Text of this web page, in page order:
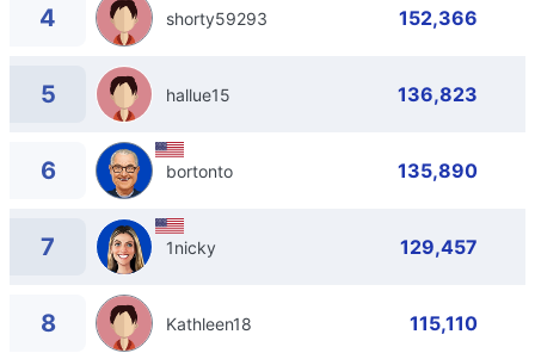
4 shorty59293 152,366
5 hallue15 136,823
6 bortonto 135,890
7 1nicky 129,457
8 Kathleen18 115,110